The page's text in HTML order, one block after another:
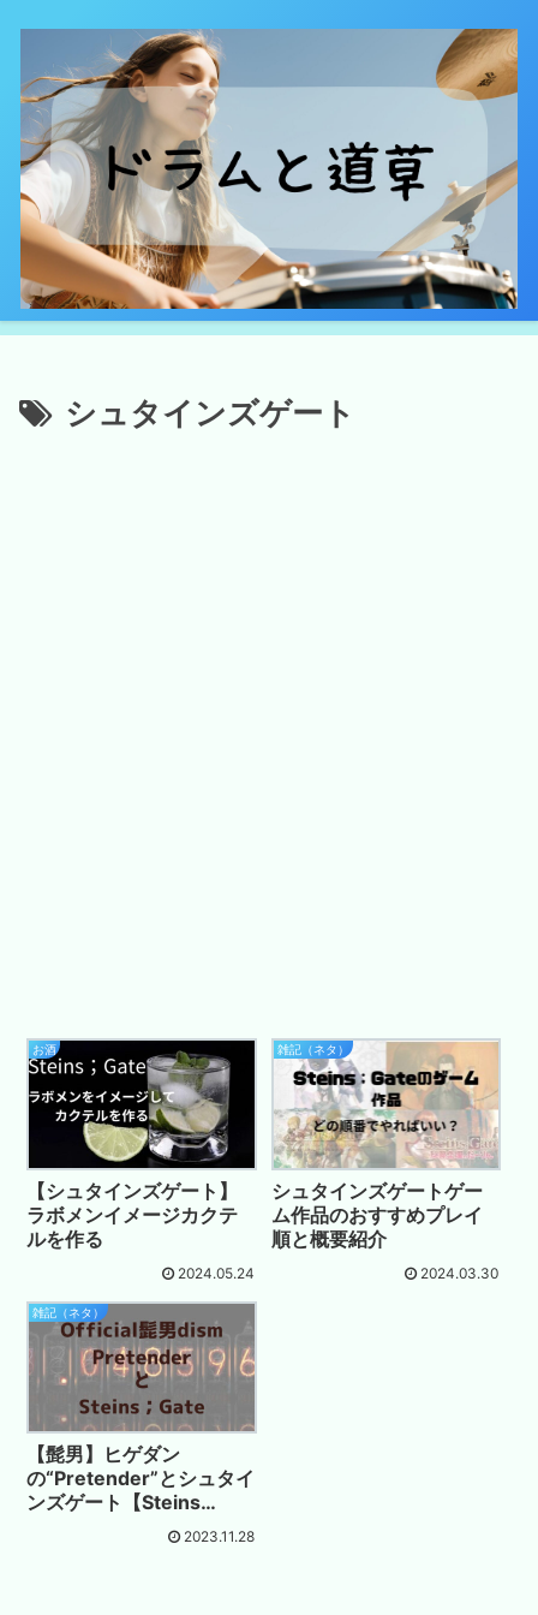
シュタインズゲート
お酒
【シュタインズゲート】
ラボメンイメージカクテ
ルを作る
2024.05.24
雑記（ネタ）
シュタインズゲートゲー
ム作品のおすすめプレイ
順と概要紹介
2024.03.30
雑記（ネタ）
【髭男】ヒゲダン
の“Pretender”とシュタイ
ンズゲート【Steins
2023.11.28